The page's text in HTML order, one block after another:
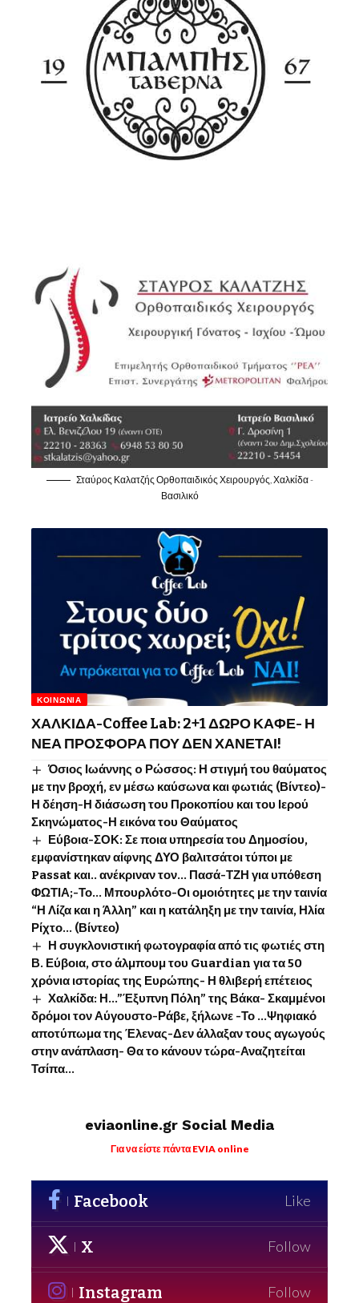
Σταύρος Καλατζής Ορθοπαιδικός Χειρουργός, Χαλκίδα -
Βασιλικό
ΚΟΙΝΩΝΊΑ
ΧΑΛΚΙΔΑ-Coffee Lab: 2+1 ΔΩΡΟ ΚΑΦΕ- Η
ΝΕΑ ΠΡΟΣΦΟΡΑ ΠΟΥ ΔΕΝ ΧΑΝΕΤΑΙ!
Όσιος Ιωάννης o Ρώσσος: Η στιγμή του θαύματος
με την βροχή, εν μέσω καύσωνα και φωτιάς (Βίντεο)-
Η δέηση-Η διάσωση του Προκοπίου και του Ιερού
Σκηνώματος-Η εικόνα του Θαύματος
Εύβοια-ΣΟΚ: Σε ποια υπηρεσία του Δημοσίου,
εμφανίστηκαν αίφνης ΔΥΟ βαλιτσάτοι τύποι με
Passat και.. ανέκριναν τον… Πασά-ΤΖΗ για υπόθεση
ΦΩΤΙΑ;-Το… Μπουρλότο-Οι ομοιότητες με την ταινία
“Η Λίζα και η Άλλη” και η κατάληξη με την ταινία, Ηλία
Ρίχτο… (Βίντεο)
Η συγκλονιστική φωτογραφία από τις φωτιές στη
Β. Εύβοια, στο άλμπουμ του Guardian για τα 50
χρόνια ιστορίας της Ευρώπης- Η θλιβερή επέτειος
Χαλκίδα: Η…”Έξυπνη Πόλη” της Βάκα- Σκαμμένοι
δρόμοι τον Αύγουστο-Ράβε, ξήλωνε -Το …Ψηφιακό
αποτύπωμα της Έλενας-Δεν άλλαξαν τους αγωγούς
στην ανάπλαση- Θα το κάνουν τώρα-Αναζητείται
Τσίπα…
eviaonline.gr Social Media
Για να είστε πάντα EVIA online
Facebook Like
X Follow
Instagram Follow